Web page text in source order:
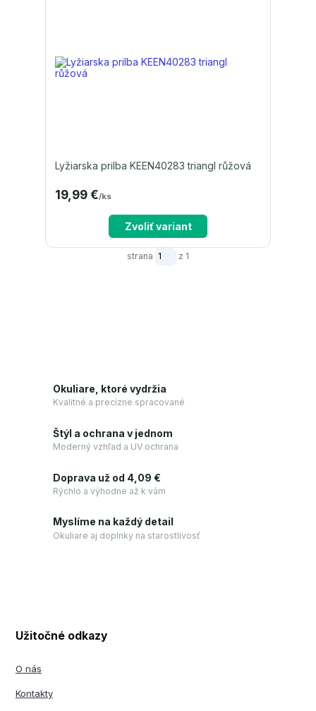
Lyžiarska prilba KEEN40283 triangl růžová
19,99 €/ks
Zvoliť variant
strana z 1
Okuliare, ktoré vydržia
Kvalitné a precízne spracované
Štýl a ochrana v jednom
Moderný vzhľad a UV ochrana
Doprava už od 4,09 €
Rýchlo a výhodne až k vám
Myslíme na každý detail
Okuliare aj doplnky na starostlivosť
Užitočné odkazy
O nás
Kontakty